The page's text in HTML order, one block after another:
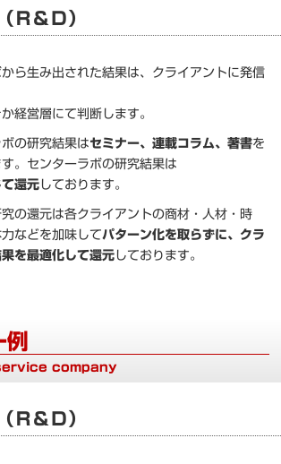
Ｒ＆Ｄ）
ら生み出された結果は、クライアントに発信
経営層にて判断します。
の研究結果はセミナー、連載コラム、著書を
。センターラボの研究結果は
還元しております。
の還元は各クライアントの商材・人材・時
などを加味してパターン化を取らずに、クラ
を最適化して還元しております。
company
Ｒ＆Ｄ）